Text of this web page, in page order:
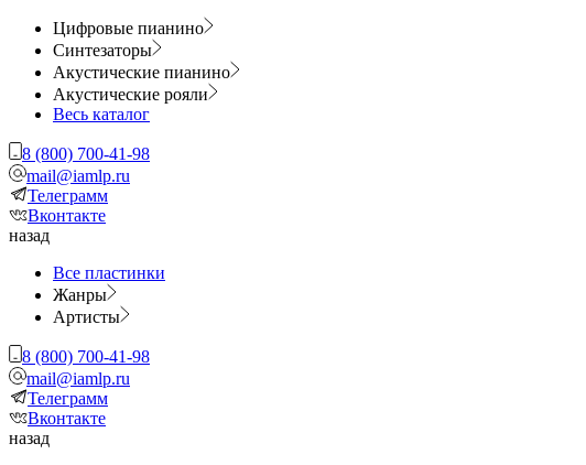
Цифровые пианино
Синтезаторы
Акустические пианино
Акустические рояли
Весь каталог
8 (800) 700-41-98
mail@iamlp.ru
Телеграмм
Вконтакте
назад
Все пластинки
Жанры
Артисты
8 (800) 700-41-98
mail@iamlp.ru
Телеграмм
Вконтакте
назад